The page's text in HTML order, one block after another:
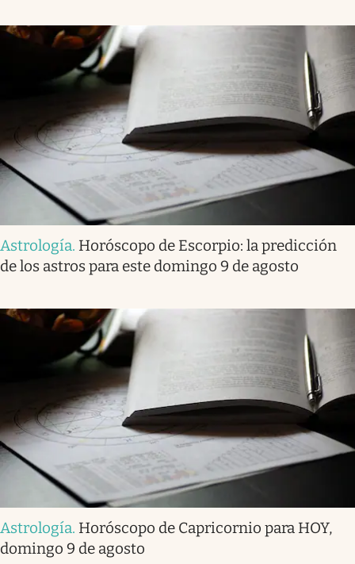
Astrología. Horóscopo de Escorpio: la predicción
de los astros para este domingo 9 de agosto
Astrología. Horóscopo de Capricornio para HOY,
domingo 9 de agosto